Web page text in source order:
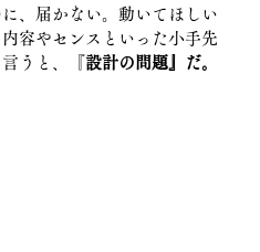
、届かない。動いてほしい
容やセンスといった小手先
うと、『 設計の問題』だ。